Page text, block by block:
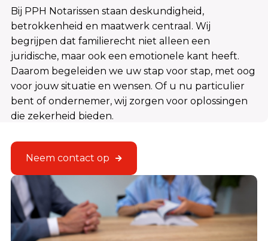
Bij PPH Notarissen staan deskundigheid,
betrokkenheid en maatwerk centraal. Wij
begrijpen dat familierecht niet alleen een
juridische, maar ook een emotionele kant heeft.
Daarom begeleiden we uw stap voor stap, met oog
voor jouw situatie en wensen. Of u nu particulier
bent of ondernemer, wij zorgen voor oplossingen
die zekerheid bieden.
Neem contact op